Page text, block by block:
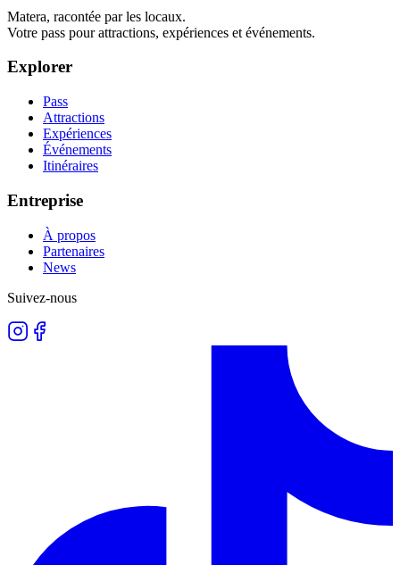
Matera, racontée par les locaux.
Votre pass pour attractions, expériences et événements.
Explorer
Pass
Attractions
Expériences
Événements
Itinéraires
Entreprise
À propos
Partenaires
News
Suivez-nous